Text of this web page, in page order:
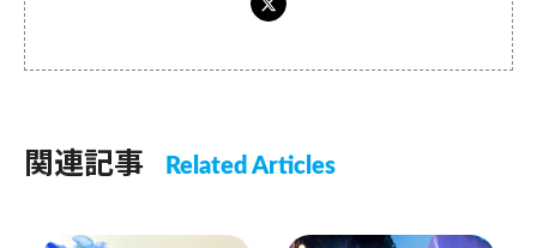
関連記事 Related Articles